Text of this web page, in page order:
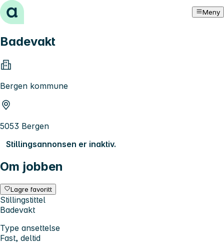
Hopp til innhold Meny
Badevakt
Bergen kommune
5053 Bergen
Stillingsannonsen er inaktiv.
Om jobben
Lagre favoritt
Stillingstittel
Badevakt
Type ansettelse
Fast, deltid